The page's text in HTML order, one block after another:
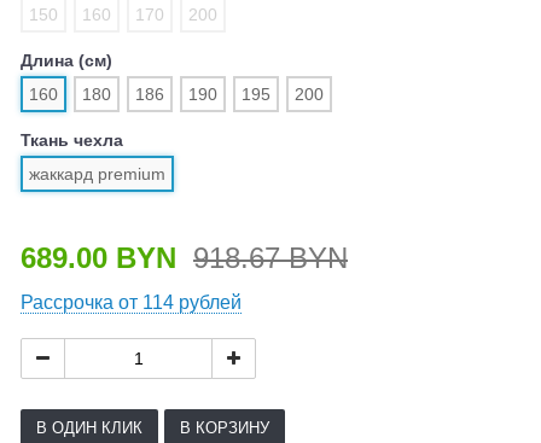
150 160 170 200
Длина (см)
160
180 186 190 195 200
Ткань чехла
жаккард premium
689.00 BYN 918.67 BYN
Рассрочка от 114 рублей
В ОДИН КЛИК В КОРЗИНУ